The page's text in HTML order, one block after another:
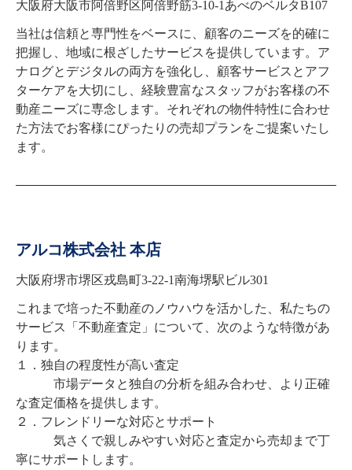
大阪府大阪市阿倍野区阿倍野筋3-10-1あべのベルタB107
当社は信頼と専門性をベースに、顧客のニーズを的確に
把握し、地域に根ざしたサービスを提供しています。ア
ナログとデジタルの両方を強化し、顧客サービスとアフ
ターケアを大切にし、経験豊富なスタッフがお客様の不
動産ニーズに専念します。それぞれの物件特性に合わせ
た方法でお客様にぴったりの売却プランをご提案いたし
ます。
アルコ株式会社 本店
大阪府堺市堺区戎島町3-22-1南海堺駅ビル301
これまで培った不動産のノウハウを活かした、私たちの
サービス「不動産査定」について、次のような特徴があ
ります。
１．独自の程度性が高い査定
市場データと独自の分析を組み合わせ、より正確
な査定価格を提供します。
２．フレンドリーな対応とサポート
気さくで親しみやすい対応と査定から売却まで丁
寧にサポートします。